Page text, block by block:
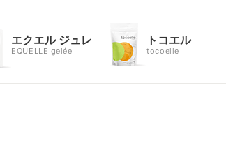
エクエル ジュレ
EQUELLE gelée
トコエル
tocoelle